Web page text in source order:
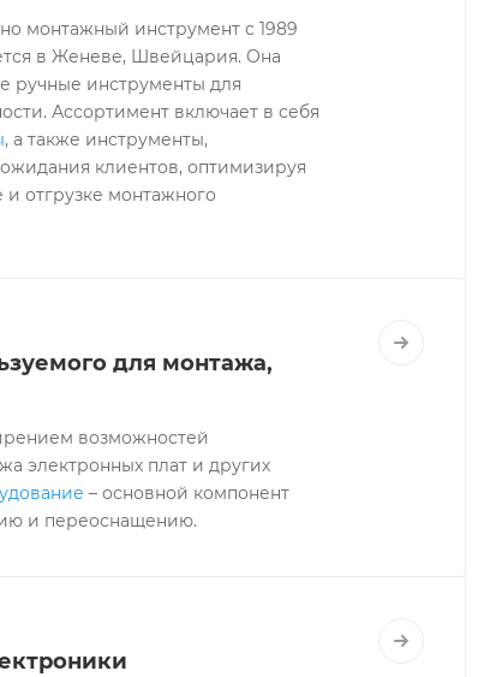
монтажный инструмент с 1989
в Женеве, Швейцария. Она
ручные инструменты для
Ассортимент включает в себя
, а также инструменты,
клиентов, оптимизируя
отгрузке монтажного
для монтажа,
возможностей
электронных плат и других
– основной компонент
и переоснащению.